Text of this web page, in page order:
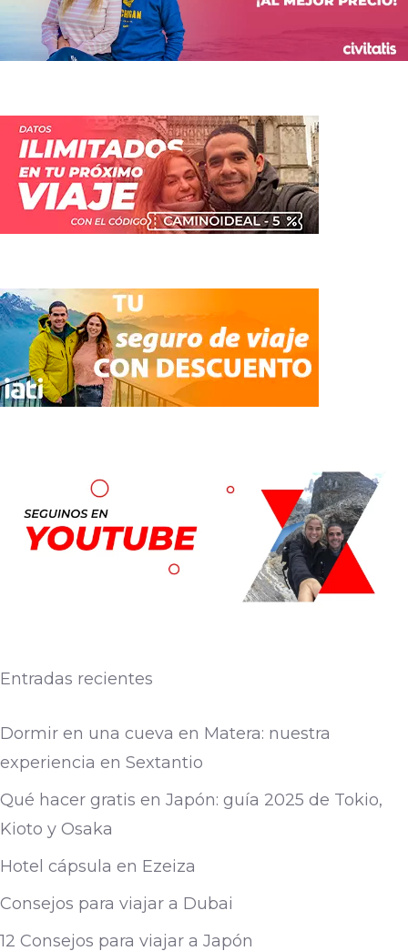
Entradas recientes
Dormir en una cueva en Matera: nuestra
experiencia en Sextantio
Qué hacer gratis en Japón: guía 2025 de Tokio,
Kioto y Osaka
Hotel cápsula en Ezeiza
Consejos para viajar a Dubai
12 Consejos para viajar a Japón